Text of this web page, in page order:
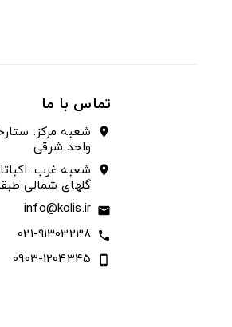
تماس با ما
location_on
واحد شرقی
location_on
شعبه غرب:
گلهای شمالی طبقه ۲ پلاک
email
info@kolis.ir
call
021-91303238
phone_iphone
0903-1204345